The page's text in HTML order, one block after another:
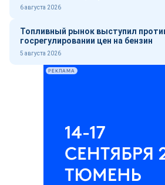
6 августа 2026
Топливный рынок выступил
госрегулировании цен на бензин
5 августа 2026
РЕКЛАМА